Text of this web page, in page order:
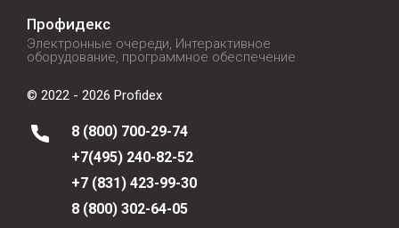
Профидекс
Электронные очереди, Интерактивное
оборудование, программное обеспечение
© 2022 - 2026 Profidex
8 (800) 700-29-74
+7(495) 240-82-52
+7 (831) 423-99-30
8 (800) 302-64-05